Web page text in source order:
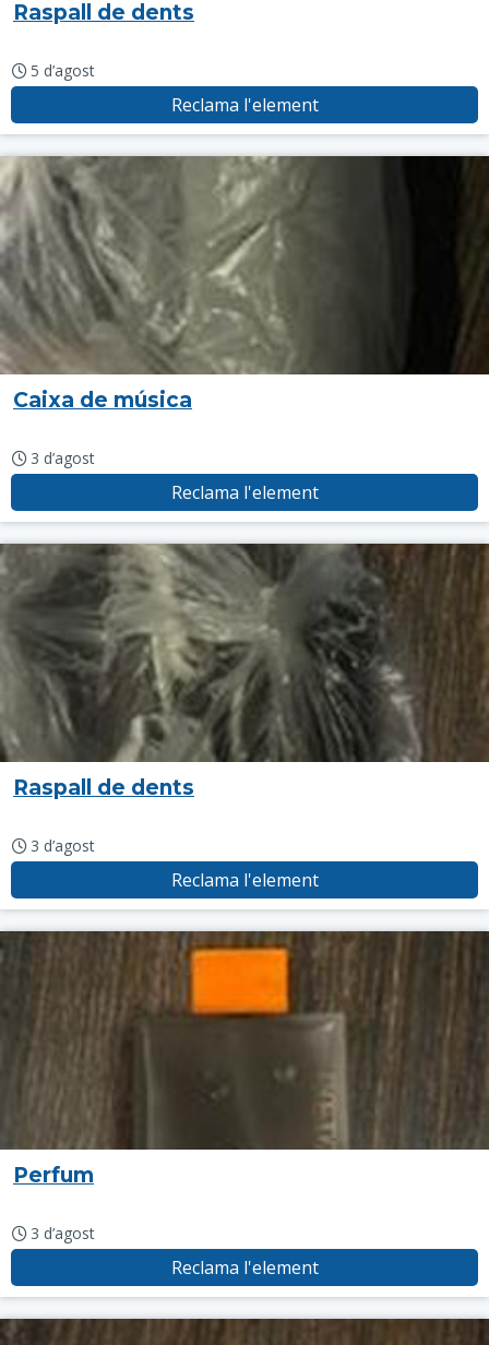
Raspall de dents
5 d’agost
Reclama l'element
Caixa de música
3 d’agost
Reclama l'element
Raspall de dents
3 d’agost
Reclama l'element
Perfum
3 d’agost
Reclama l'element